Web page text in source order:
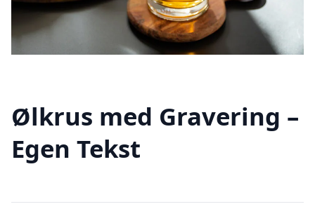
Ølkrus med Gravering –
Egen Tekst